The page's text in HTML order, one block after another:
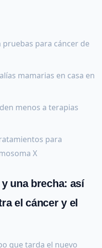
para cáncer de
mamarias en casa en
menos a terapias
para
X
una brecha: así
el cáncer y el
que tarda el nuevo